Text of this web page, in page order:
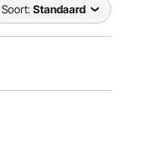
Soort: Standaard